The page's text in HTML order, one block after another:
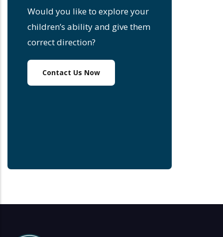
Would you like to explore your
children’s ability and give them
correct direction?
Contact Us Now